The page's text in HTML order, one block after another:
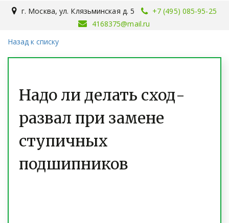
г. Москва,ул. Клязьминская д. 5
+7 (495) 085-95-25
4168375@mail.ru
Назад к списку
Надо ли делать сход-
развал при замене
ступичных
подшипников